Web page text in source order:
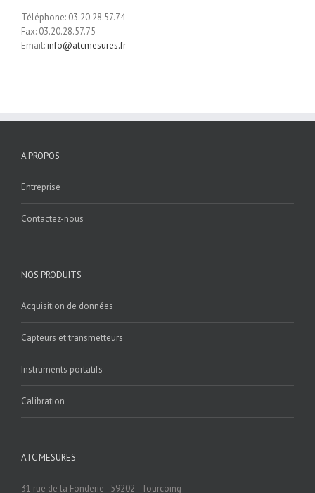
Téléphone: 03.20.28.57.74
Fax: 03.20.28.57.75
Email:info@atcmesures.fr
A PROPOS
Entreprise
Contactez-nous
NOS PRODUITS
Acquisition de données
Capteurs et transmetteurs
Instruments portatifs
Calibration
ATC MESURES
31 rue de la Fonderie - 59202 - Tourcoing